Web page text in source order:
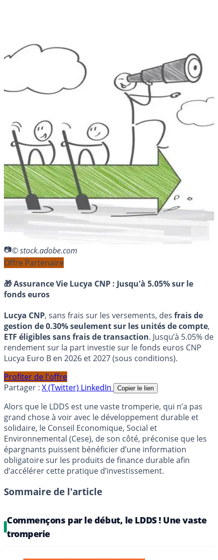
© stock.adobe.com
Offre Partenaire
🎁 Assurance Vie Lucya CNP : Jusqu'à 5.05% sur le
fonds euros
Lucya CNP, sans frais sur les versements, des frais de
gestion de 0.30% seulement sur les unités de compte,
ETF éligibles sans frais de transaction. Jusqu’à 5.05% de
rendement sur la part investie sur le fonds euros CNP
Lucya Euro B en 2026 et 2027 (sous conditions).
Profiter de l'offre
Partager : X (Twitter) LinkedIn Copier le lien
Alors que le LDDS est une vaste tromperie, qui n’a pas
grand chose à voir avec le développement durable et
solidaire, le Conseil Economique, Social et
Environnemental (Cese), de son côté, préconise que les
épargnants puissent bénéficier d’une information
obligatoire sur les produits de finance durable afin
d’accélérer cette pratique d’investissement.
Sommaire de l'article
Commençons par le début, le LDDS ! Une vaste
tromperie